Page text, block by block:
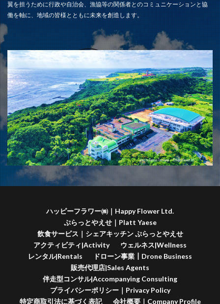
翼を担うために行政や自治会、漁協等の関係者とのコミュニケーションと協
働を軸に、地域の皆様とともに未来を創造します。
ハッピーフラワー㈱｜Happy Flower Ltd.
ぷらっとやえせ｜Platt Yaese
飲食サービス｜シェアキッチン ぷらっとやえせ
アクティビティ|Activity
ウェルネス|Wellness
レンタル|Rentals
ドローン事業┃Drone Business
販売代理店|Sales Agents
伴走型コンサル|Accompanying Consulting
プライバシーポリシー｜Privacy Policy
特定商取引法に基づく表記
会社概要｜Company Profile